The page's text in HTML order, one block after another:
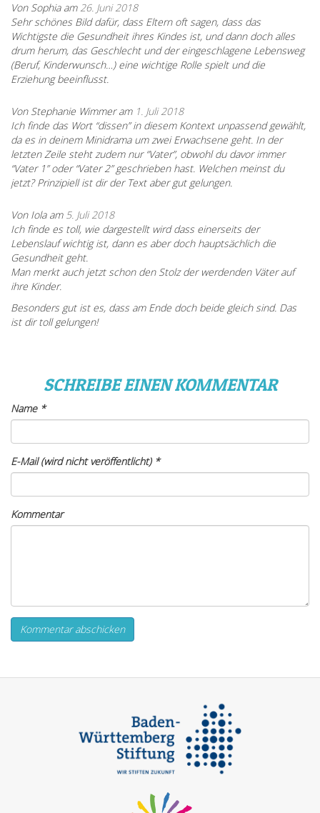
Von Sophia am 26. Juni 2018
Sehr schönes Bild dafür, dass Eltern oft sagen, dass das
Wichtigste die Gesundheit ihres Kindes ist, und dann doch alles
drum herum, das Geschlecht und der eingeschlagene Lebensweg
(Beruf, Kinderwunsch…) eine wichtige Rolle spielt und die
Erziehung beeinflusst.
Von Stephanie Wimmer am 1. Juli 2018
Ich finde das Wort “dissen” in diesem Kontext unpassend gewählt,
da es in deinem Minidrama um zwei Erwachsene geht. In der
letzten Zeile steht zudem nur “Vater”, obwohl du davor immer
“Vater 1” oder “Vater 2” geschrieben hast. Welchen meinst du
jetzt? Prinzipiell ist dir der Text aber gut gelungen.
Von Iola am 5. Juli 2018
Ich finde es toll, wie dargestellt wird dass einerseits der
Lebenslauf wichtig ist, dann es aber doch hauptsächlich die
Gesundheit geht.
Man merkt auch jetzt schon den Stolz der werdenden Väter auf
ihre Kinder.
Besonders gut ist es, dass am Ende doch beide gleich sind. Das
ist dir toll gelungen!
SCHREIBE EINEN KOMMENTAR
Name*
E-Mail (wird nicht veröffentlicht)*
Kommentar